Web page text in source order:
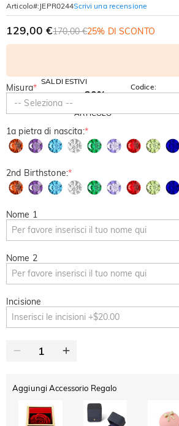
Articolo#: JEPR0244Scrivi una recensione
129,00 €170,00 €25% DI SCONTO
SALDI ESTIVI
-10%
SU TUTTO
-30%
ARTICOLO
Codice:
SUMMER
Misura*
-- Seleziona --
1a pietra di nascita:*
2nd Birthstone:*
Nome 1
Nome 2
Incisione
Aggiungi Accessorio Regalo